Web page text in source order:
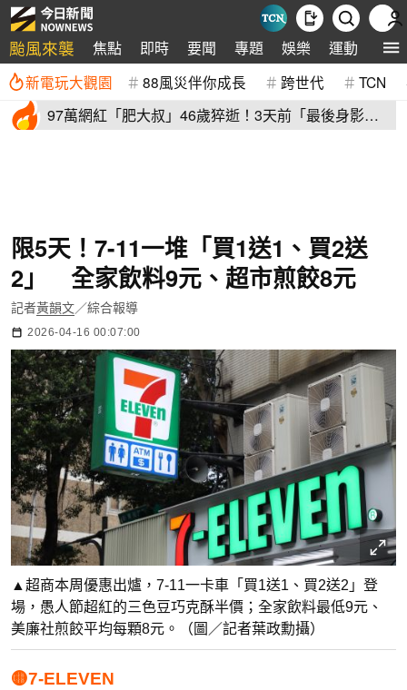
颱風來襲 焦點 即時 要聞 專題 娛樂 運動 全球
新電玩大觀園 88風災伴你成長 跨世代 TCN
97萬網紅「肥大叔」46歲猝逝！3天前「最後身影」
限5天！7-11一堆「買1送1、買2送
2」 全家飲料9元、超市煎餃8元
記者黃韻文／綜合報導
2026-04-16 00:07:00
▲超商本周優惠出爐，7-11一卡車「買1送1、買2送2」登
場，愚人節超紅的三色豆巧克酥半價；全家飲料最低9元、
美廉社煎餃平均每顆8元。（圖／記者葉政勳攝）
🟡7-ELEVEN